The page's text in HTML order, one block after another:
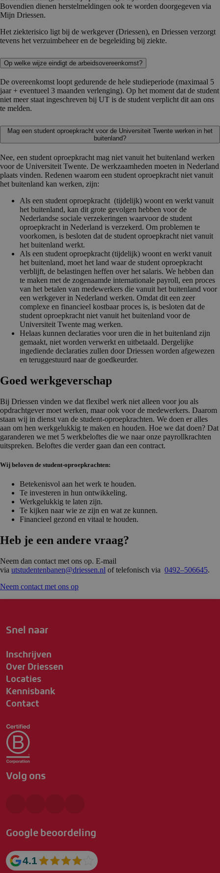
Bovendien dienen herstelmeldingen ook te worden doorgegeven via
Mijn Driessen.
Het ziekterisico ligt bij de werkgever (Driessen), en Driessen verzorgt
tevens het verzuimbeheer en de begeleiding bij ziekte.
Op welke wijze eindigt de arbeidsovereenkomst?
De overeenkomst loopt gedurende de hele studieperiode (maximaal 5
jaar + eventueel 3 maanden verlenging). Op het moment dat de student
niet meer staat ingeschreven bij UT is de student verplicht dit aan ons
te melden.
Mag een student oproepkracht voor de Universiteit Twente werken in het
buitenland?
Nee, een student oproepkracht mag niet vanuit het buitenland werken
voor de Universiteit Twente. De werkzaamheden moeten in Nederland
plaats vinden. Redenen waarom een student oproepkracht niet vanuit
het buitenland kan werken, zijn:
Als een student oproepkracht (tijdelijk) woont en werkt vanuit
het buitenland, kan dit grote gevolgen hebben voor de
Nederlandse sociale verzekeringen waarvoor de student
oproepkracht in Nederland is verzekerd. Om problemen te
voorkomen, is besloten dat de student oproepkracht niet vanuit
het buitenland werkt.
Als een student oproepkracht (tijdelijk) woont en werkt vanuit
het buitenland, moet het land waar de student oproepkracht
verblijft, de belastingen heffen over het salaris. We hebben dan
te maken met de zogenaamde internationale payroll, een proces
van het betalen van medewerkers die vanuit het buitenland voor
een werkgever in Nederland werken. Omdat dit een zeer
complexe en financieel kostbaar proces is, is besloten dat de
student oproepkracht niet vanuit het buitenland voor de
Universiteit Twente mag werken.
Helaas kunnen declaraties voor uren die in het buitenland zijn
gemaakt, niet worden verwerkt en uitbetaald. Dergelijke
ingediende declaraties zullen door Driessen worden afgewezen
en teruggestuurd naar de goedkeurder.
Goed werkgever­schap
Bij Driessen vinden we dat flexibel werk niet alleen voor jou als
opdrachtgever moet werken, maar ook voor de medewerkers. Daarom
staan wij in dienst van de student-oproepkrachten. We doen er alles
aan om hen werkgelukkig te maken en houden. Hoe we dat doen? Dat
garanderen we met 5 werkbeloftes die we naar onze payrollkrachten
uitspreken. Beloftes die verder gaan dan een contract.
Wij beloven de student-oproepkrachten:
Betekenisvol aan het werk te houden.
Te investeren in hun ontwikkeling.
Werkgelukkig te laten zijn.
Te kijken naar wie ze zijn en wat ze kunnen.
Financieel gezond en vitaal te houden.
Heb je een andere vraag?
Neem dan contact met ons op. E-mail
via utstudentenbanen@driessen.nl of telefonisch via 0492–506645.
Neem contact met ons op
Snel naar
Inschrijven
Over Driessen
Locaties
Kennisbank
Contact
Volg ons
Google beoordeling
4.1